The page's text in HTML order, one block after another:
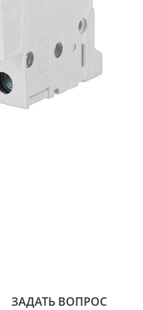
ЗАДАТЬ ВОПРОС